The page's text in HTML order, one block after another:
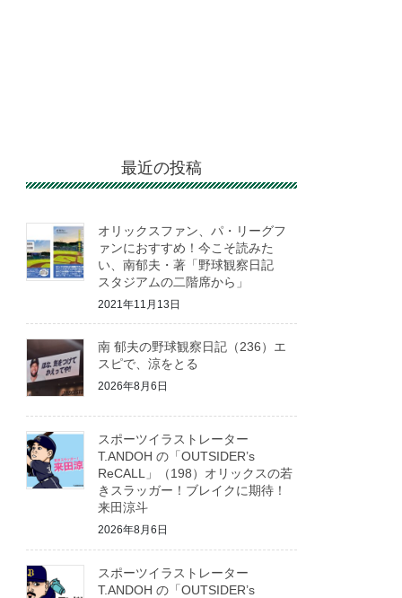
最近の投稿
オリックスファン、パ・リーグフ
ァンにおすすめ！今こそ読みた
い、南郁夫・著「野球観察日記
スタジアムの二階席から」
2021年11月13日
南 郁夫の野球観察日記（236）エ
スピで、涼をとる
2026年8月6日
スポーツイラストレーター
T.ANDOH の「OUTSIDER’s
ReCALL」（198）オリックスの若
きスラッガー！ブレイクに期待！
来田涼斗
2026年8月6日
スポーツイラストレーター
T.ANDOH の「OUTSIDER’s